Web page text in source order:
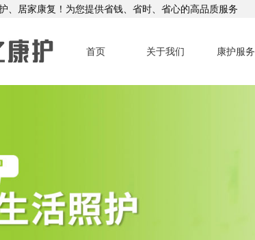
、居家康复！为您提供省钱、省时、省心的高品质服务
首页 关于我们 康护服务